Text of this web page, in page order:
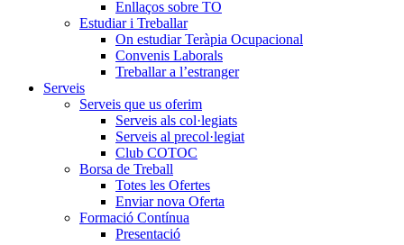
Enllaços sobre TO
Estudiar i Treballar
On estudiar Teràpia Ocupacional
Convenis Laborals
Treballar a l’estranger
Serveis
Serveis que us oferim
Serveis als col·legiats
Serveis al precol·legiat
Club COTOC
Borsa de Treball
Totes les Ofertes
Enviar nova Oferta
Formació Contínua
Presentació